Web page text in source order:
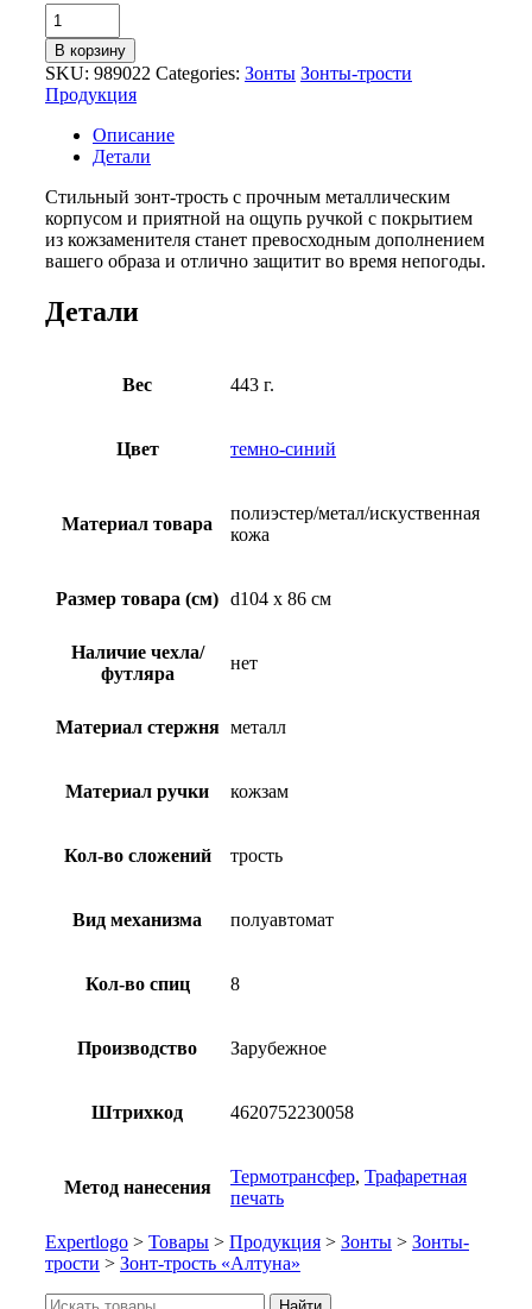
Количество
товара
Зонт-
трость
«Алтуна»
В корзину
SKU: 989022 Categories: Зонты Зонты-трости
Продукция
Описание
Детали
Стильный зонт-трость с прочным металлическим
корпусом и приятной на ощупь ручкой с покрытием
из кожзаменителя станет превосходным дополнением
вашего образа и отлично защитит во время непогоды.
Детали
Вес 443 г.
Цвет темно-синий
Материал товара
полиэстер/метал/искуственная
кожа
Размер товара (см) d104 х 86 см
Наличие чехла/
футляра
нет
Материал стержня металл
Материал ручки кожзам
Кол-во сложений трость
Вид механизма полуавтомат
Кол-во спиц 8
Производство Зарубежное
Штрихкод 4620752230058
Метод нанесения
Термотрансфер, Трафаретная
печать
Expertlogo > Товары > Продукция > Зонты > Зонты-
трости > Зонт-трость «Алтуна»
Искать: